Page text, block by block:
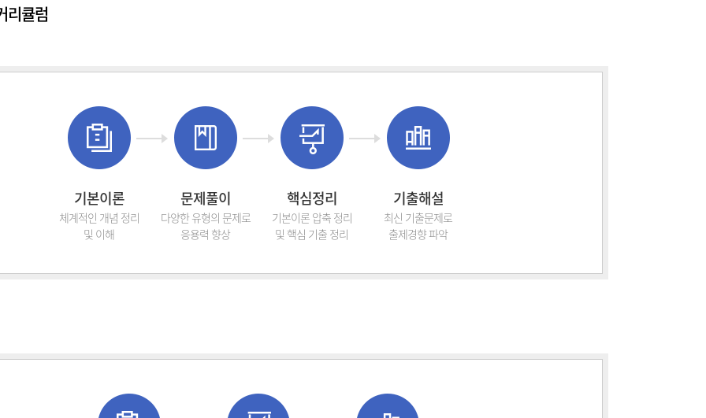
리큘럼
기본이론
체계적인 개념 정리
및 이해
문제풀이
다양한 유형의 문제로
응용력 향상
핵심정리
기본이론 압축 정리
및 핵심 기출 정리
기출해설
최신 기출문제로
출제경향 파악